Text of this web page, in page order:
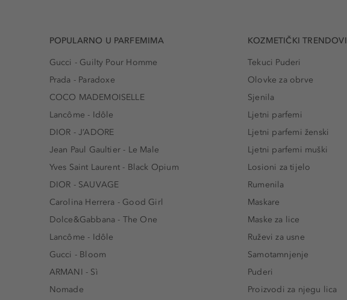
POPULARNO U PARFEMIMA
Gucci - Guilty Pour Homme
Prada - Paradoxe
COCO MADEMOISELLE
Lancôme - Idôle
DIOR - J’ADORE
Jean Paul Gaultier - Le Male
Yves Saint Laurent - Black Opium
DIOR - SAUVAGE
Carolina Herrera - Good Girl
Dolce&Gabbana - The One
Lancôme - Idôle
Gucci - Bloom
ARMANI - Sì
Nomade
KOZMETIČKI TRENDOVI
Tekuci Puderi
Olovke za obrve
Sjenila
Ljetni parfemi
Ljetni parfemi ženski
Ljetni parfemi muški
Losioni za tijelo
Rumenila
Maskare
Maske za lice
Ruževi za usne
Samotamnjenje
Puderi
Proizvodi za njegu lica